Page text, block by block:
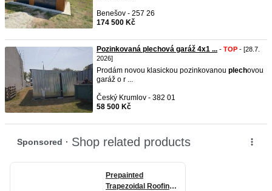
Benešov - 257 26
174 500 Kč
Pozinkovaná plechová garáž 4x1 ... - TOP - [28.7.
2026]
Prodám novou klasickou pozinkovanou plechovou
garáž o r ...
Český Krumlov - 382 01
58 500 Kč